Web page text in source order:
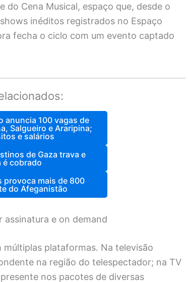
Cena Musical, espaço que, desde o
inéditos registrados no Espaço
fecha o ciclo com um evento captado
anuncia 100 vagas de
Salgueiro e Araripina;
e salários
de Gaza trava e
é cobrado
provoca mais de 800
do Afeganistão
assinatura e on demand
plataformas. Na televisão
na região do telespectador; na TV
nos pacotes de diversas